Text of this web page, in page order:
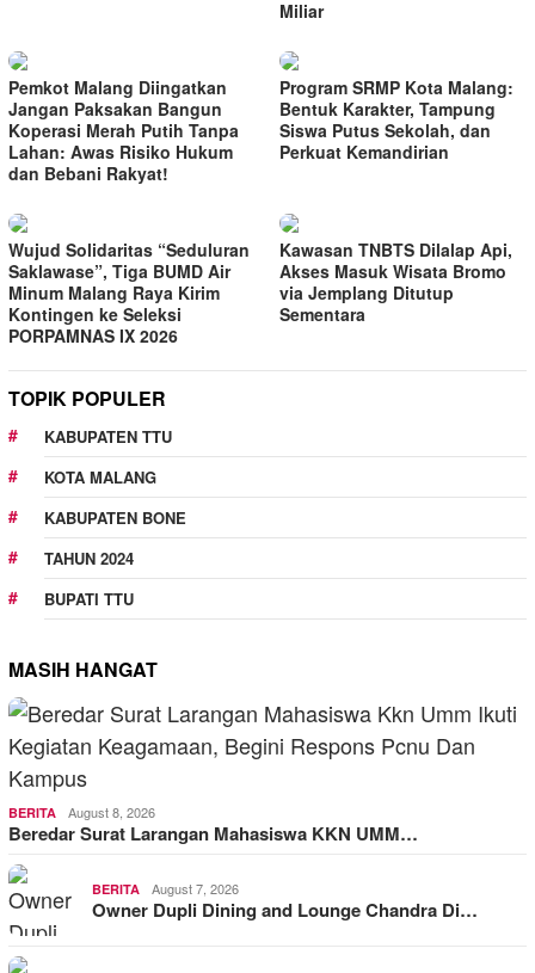
Miliar
Pemkot Malang Diingatkan
Jangan Paksakan Bangun
Koperasi Merah Putih Tanpa
Lahan: Awas Risiko Hukum
dan Bebani Rakyat!
Program SRMP Kota Malang:
Bentuk Karakter, Tampung
Siswa Putus Sekolah, dan
Perkuat Kemandirian
Wujud Solidaritas “Seduluran
Saklawase”, Tiga BUMD Air
Minum Malang Raya Kirim
Kontingen ke Seleksi
PORPAMNAS IX 2026
Kawasan TNBTS Dilalap Api,
Akses Masuk Wisata Bromo
via Jemplang Ditutup
Sementara
TOPIK POPULER
KABUPATEN TTU
KOTA MALANG
KABUPATEN BONE
TAHUN 2024
BUPATI TTU
MASIH HANGAT
BERITA August 8, 2026
Beredar Surat Larangan Mahasiswa KKN UMM…
BERITA August 7, 2026
Owner Dupli Dining and Lounge Chandra Di…